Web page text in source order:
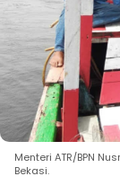
Menteri ATR/BPN
Bekasi.